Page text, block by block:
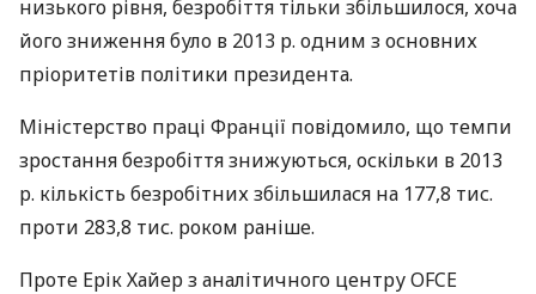
низького рівня, безробіття тільки збільшилося, хоча
його зниження було в 2013 р. одним з основних
пріоритетів політики президента.
Міністерство праці Франції повідомило, що темпи
зростання безробіття знижуються, оскільки в 2013
р. кількість безробітних збільшилася на 177,8 тис.
проти 283,8 тис. роком раніше.
Проте Ерік Хайер з аналітичного центруOFCE